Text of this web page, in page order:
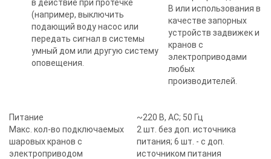
в действие при протечке
(например, выключить
подающий воду насос или
передать сигнал в системы
умный дом или другую систему
оповещения.
В или использования в
качестве запорных
устройств задвижек и
кранов с
электроприводами
любых
производителей.
Питание
~220 В, AC; 50 Гц
Макс. кол-во подключаемых
шаровых кранов с
электроприводом
2 шт. без доп. источника
питания; 6 шт. - с доп.
источником питания